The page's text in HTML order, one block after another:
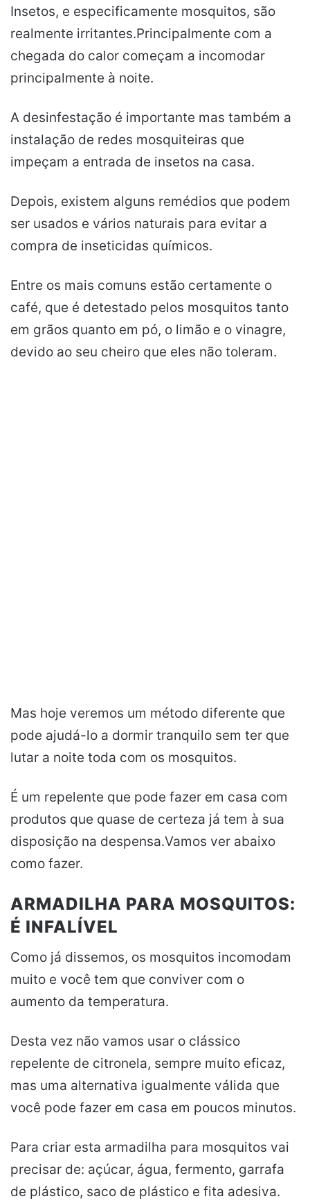
Insetos, e especificamente mosquitos, são
realmente irritantes.Principalmente com a
chegada do calor começam a incomodar
principalmente à noite.
A desinfestação é importante mas também a
instalação de redes mosquiteiras que
impeçam a entrada de insetos na casa.
Depois, existem alguns remédios que podem
ser usados ​​e vários naturais para evitar a
compra de inseticidas químicos.
Entre os mais comuns estão certamente o
café, que é detestado pelos mosquitos tanto
em grãos quanto em pó, o limão e o vinagre,
devido ao seu cheiro que eles não toleram.
Mas hoje veremos um método diferente que
pode ajudá-lo a dormir tranquilo sem ter que
lutar a noite toda com os mosquitos.
É um repelente que pode fazer em casa com
produtos que quase de certeza já tem à sua
disposição na despensa.Vamos ver abaixo
como fazer.
ARMADILHA PARA MOSQUITOS:
É INFALÍVEL
Como já dissemos, os mosquitos incomodam
muito e você tem que conviver com o
aumento da temperatura.
Desta vez não vamos usar o clássico
repelente de citronela, sempre muito eficaz,
mas uma alternativa igualmente válida que
você pode fazer em casa em poucos minutos.
Para criar esta armadilha para mosquitos vai
precisar de: açúcar, água, fermento, garrafa
de plástico, saco de plástico e fita adesiva.